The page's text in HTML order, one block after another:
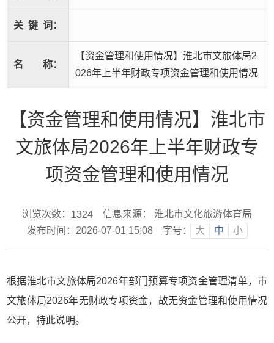
关 键 词：
名 称：
【资金管理和使用情况】淮北市文旅体局2
026年上半年财政专项资金管理和使用情况
【资金管理和使用情况】淮北市
文旅体局2026年上半年财政专
项资金管理和使用情况
浏览次数： 1324
信息来源： 淮北市文化旅游体育局
发布时间：2026-07-01 15:08
字号： 大 中 小
根据淮北市文旅体局2026年部门预算专项资金管理清单，市
文旅体局2026年无财政专项资金，故无资金管理和使用情况
公开，特此说明。